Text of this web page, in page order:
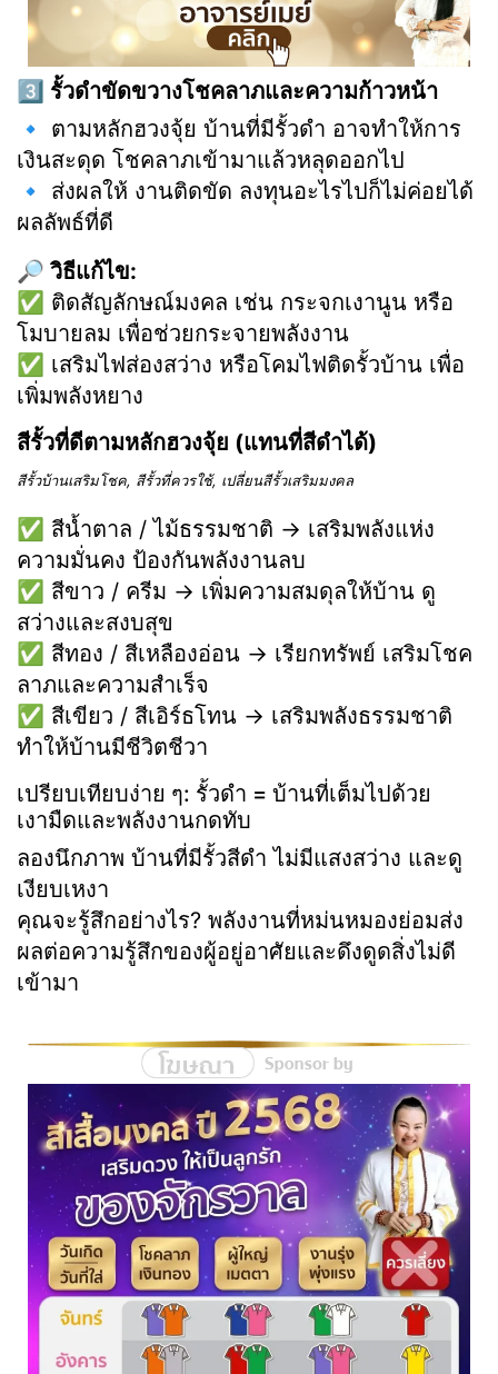
3️⃣ รั้วดำขัดขวางโชคลาภและความก้าวหน้า
🔹 ตามหลักฮวงจุ้ย บ้านที่มีรั้วดำ อาจทำให้การ
เงินสะดุด โชคลาภเข้ามาแล้วหลุดออกไป
🔹 ส่งผลให้ งานติดขัด ลงทุนอะไรไปก็ไม่ค่อยได้
ผลลัพธ์ที่ดี
🔎 วิธีแก้ไข:
✅ ติดสัญลักษณ์มงคล เช่น กระจกเงานูน หรือ
โมบายลม เพื่อช่วยกระจายพลังงาน
✅ เสริมไฟส่องสว่าง หรือโคมไฟติดรั้วบ้าน เพื่อ
เพิ่มพลังหยาง
สีรั้วที่ดีตามหลักฮวงจุ้ย (แทนที่สีดำได้)
สีรั้วบ้านเสริมโชค, สีรั้วที่ควรใช้, เปลี่ยนสีรั้วเสริมมงคล
✅ สีน้ำตาล / ไม้ธรรมชาติ → เสริมพลังแห่ง
ความมั่นคง ป้องกันพลังงานลบ
✅ สีขาว / ครีม → เพิ่มความสมดุลให้บ้าน ดู
สว่างและสงบสุข
✅ สีทอง / สีเหลืองอ่อน → เรียกทรัพย์ เสริมโชค
ลาภและความสำเร็จ
✅ สีเขียว / สีเอิร์ธโทน → เสริมพลังธรรมชาติ
ทำให้บ้านมีชีวิตชีวา
เปรียบเทียบง่าย ๆ: รั้วดำ = บ้านที่เต็มไปด้วย
เงามืดและพลังงานกดทับ
ลองนึกภาพ บ้านที่มีรั้วสีดำ ไม่มีแสงสว่าง และดู
เงียบเหงา
คุณจะรู้สึกอย่างไร? พลังงานที่หม่นหมองย่อมส่ง
ผลต่อความรู้สึกของผู้อยู่อาศัยและดึงดูดสิ่งไม่ดี
เข้ามา